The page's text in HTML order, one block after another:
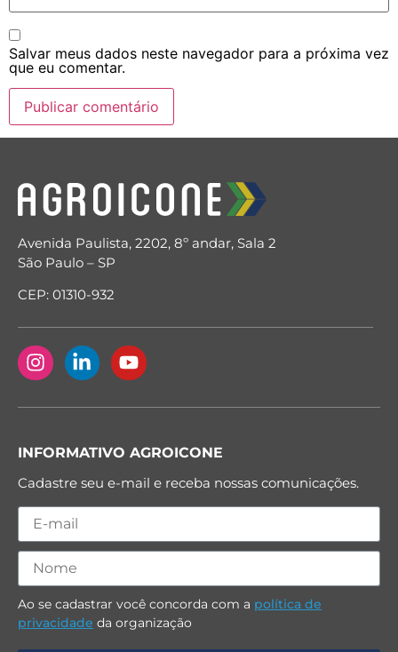
Salvar meus dados neste navegador para a próxima vez
que eu comentar.
Avenida Paulista, 2202, 8º andar, Sala 2
São Paulo – SP
CEP: 01310-932
INFORMATIVO AGROICONE
Cadastre seu e-mail e receba nossas comunicações.
Ao se cadastrar você concorda com a política de
privacidade da organização